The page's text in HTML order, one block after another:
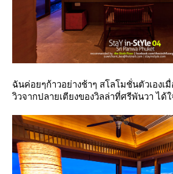
ฉันค่อยๆก้าวอย่างช้าๆ สโลโมชั่นตัวเองเ
วิวจากปลายเตียงของวิลล่าที่ศรีพันวา ได้